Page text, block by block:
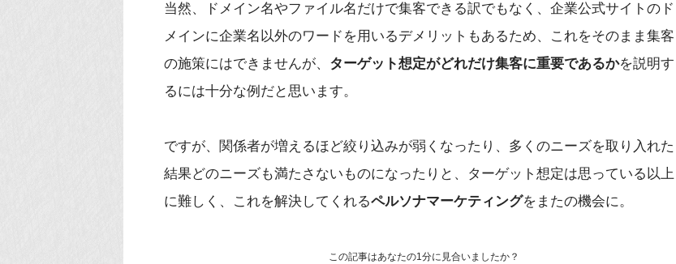
当然、ドメイン名やファイル名だけで集客できる訳でもなく、企業公式サイトのド
メインに企業名以外のワードを用いるデメリットもあるため、これをそのまま集客
の施策にはできませんが、 ターゲット想定がどれだけ集客に重要であるかを説明す
るには十分な例だと思います。
ですが、関係者が増えるほど絞り込みが弱くなったり、多くのニーズを取り入れた
結果どのニーズも満たさないものになったりと、ターゲット想定は思っている以上
に難しく、これを解決してくれるペルソナマーケティングをまたの機会に。
この記事はあなたの1分に見合いましたか？